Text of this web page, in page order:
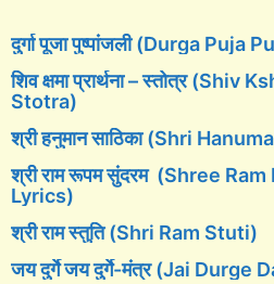
दुर्गा पूजा पुष्पांजली (Durga Puja
शिव क्षमा प्रार्थना – स्तोत्र
Stotra)
श्री हनुमान साठिका (Shri
श्री राम रूपम सुंदरम (Shree
Lyrics)
श्री राम स्तुति (Shri Ram Stuti)
जय दुर्गे जय दुर्गे-मंत्र (Jai